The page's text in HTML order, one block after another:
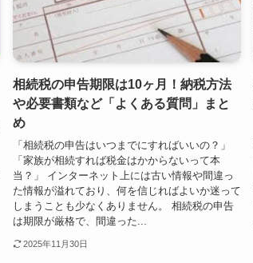
相続税の申告期限は10ヶ月！納税方法
や必要書類など「よくある質問」まと
め
「相続税の申告はいつまでにすればいいの？」
「家族が相続すれば税金はかからないって本
当？」 インターネット上には古い情報や間違っ
た情報が溢れており、何を信じればよいか迷って
しまうことも少なくありません。 相続税の申告
は期限が厳格で、間違った...
2025年11月30日